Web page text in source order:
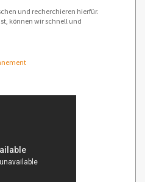
und recherchieren hierfür.
können wir schnell und